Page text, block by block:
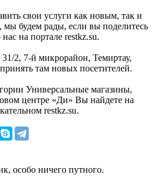
свои услуги как новым, так и
будем рады, если вы поделитесь
на портале restkz.su.
2, 7-й микрорайон, Темиртау,
там новых посетителей.
Универсальные магазины,
центре «Ди» Вы найдете на
restkz.su.
особо ничего путного.